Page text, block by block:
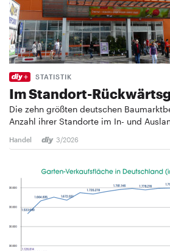
STATISTIK
Im Standort-
Die zehn größten deutschen
Anzahl ihrer Standorte im In- und
Handel 3/2026